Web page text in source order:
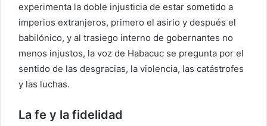
experimenta la doble injusticia de estar sometido a
imperios extranjeros, primero el asirio y después el
babilónico, y al trasiego interno de gobernantes no
menos injustos, la voz de Habacuc se pregunta por el
sentido de las desgracias, la violencia, las catástrofes
y las luchas.
La fe y la fidelidad